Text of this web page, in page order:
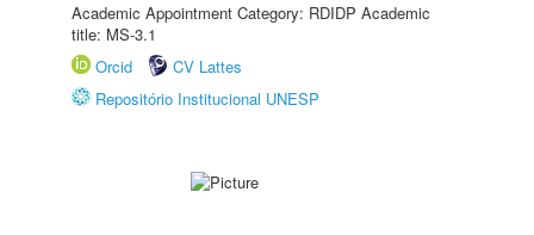
Academic Appointment Category: RDIDP Academic
title: MS-3.1
Orcid
CV Lattes
Repositório Institucional UNESP